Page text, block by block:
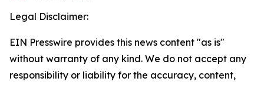
Legal Disclaimer:
EIN Presswire provides this news content "as is"
without warranty of any kind. We do not accept any
responsibility or liability for the accuracy, content,